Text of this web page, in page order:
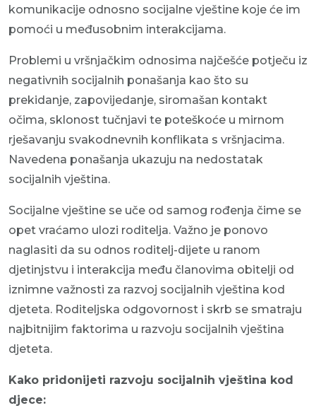
komunikacije odnosno socijalne vještine koje će im
pomoći u međusobnim interakcijama.
Problemi u vršnjačkim odnosima najčešće potječu iz
negativnih socijalnih ponašanja kao što su
prekidanje, zapovijedanje, siromašan kontakt
očima, sklonost tučnjavi te poteškoće u mirnom
rješavanju svakodnevnih konflikata s vršnjacima.
Navedena ponašanja ukazuju na nedostatak
socijalnih vještina.
Socijalne vještine se uče od samog rođenja čime se
opet vraćamo ulozi roditelja. Važno je ponovo
naglasiti da su odnos roditelj-dijete u ranom
djetinjstvu i interakcija među članovima obitelji od
iznimne važnosti za razvoj socijalnih vještina kod
djeteta. Roditeljska odgovornost i skrb se smatraju
najbitnijim faktorima u razvoju socijalnih vještina
djeteta.
Kako pridonijeti razvoju socijalnih vještina kod
djece: